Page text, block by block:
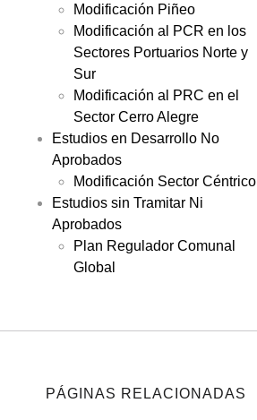
Modificación Piñeo
Modificación al PCR en los
Sectores Portuarios Norte y
Sur
Modificación al PRC en el
Sector Cerro Alegre
Estudios en Desarrollo No
Aprobados
Modificación Sector Céntrico
Estudios sin Tramitar Ni
Aprobados
Plan Regulador Comunal
Global
PÁGINAS RELACIONADAS